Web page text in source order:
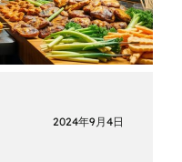
2024年9月4日